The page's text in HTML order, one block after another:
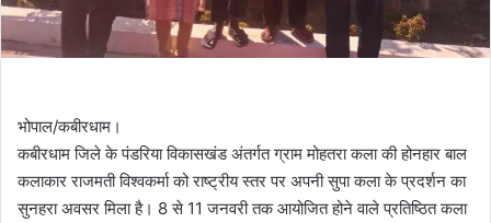
भोपाल/कबीरधाम।
कबीरधाम जिले के पंडरिया विकासखंड अंतर्गत ग्राम मोहतरा कला की होनहार बाल
कलाकार राजमती विश्वकर्मा को राष्ट्रीय स्तर पर अपनी सुपा कला के प्रदर्शन का
सुनहरा अवसर मिला है। 8 से 11 जनवरी तक आयोजित होने वाले प्रतिष्ठित कला